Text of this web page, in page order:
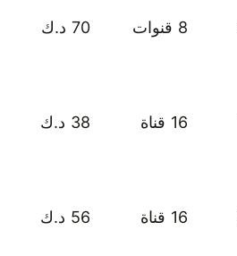
8 قنوات 70 د.ك
16 قناة 38 د.ك
16 قناة 56 د.ك